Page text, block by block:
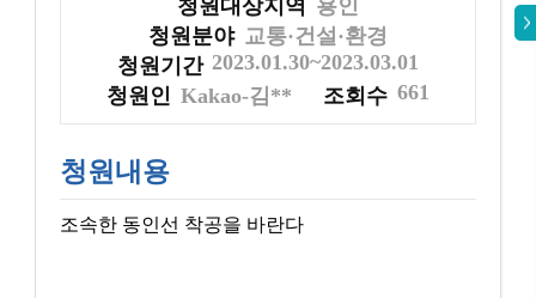
청원대상지역 용인
청원분야 교통·건설·환경
청원기간 2023.01.30~2023.03.01
청원인 Kakao-김** 조회수 661
청원내용
조속한 동인선 착공을 바란다